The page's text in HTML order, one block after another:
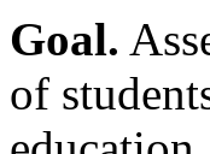
Goal.
of